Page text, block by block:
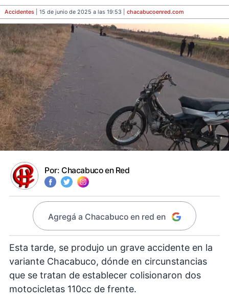
Accidentes | 15 de junio de 2025 a las 19:53 | chacabucoenred.com
Por: Chacabuco en Red
Agregá a Chacabuco en red en
Esta tarde, se produjo un grave accidente en la
variante Chacabuco, dónde en circunstancias
que se tratan de establecer colisionaron dos
motocicletas 110cc de frente.